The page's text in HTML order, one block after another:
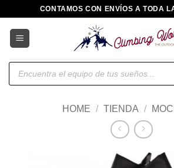
contenido
CONTAMOS CON ENVÍOS A TODA
Búsqueda
HOME / TIENDA /